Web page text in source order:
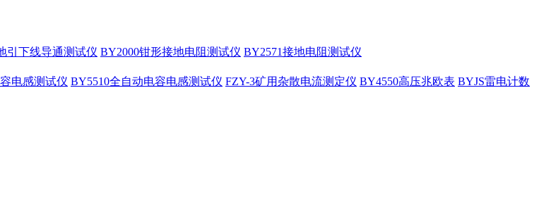
引下线导通测试仪 BY2000钳形接地电阻测试仪 BY2571接地电阻测试仪
电感测试仪 BY5510全自动电容电感测试仪 FZY-3矿用杂散电流测定仪 BY4550高压兆欧表 BYJS雷电计数